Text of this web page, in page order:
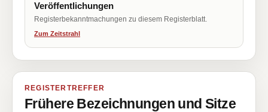
Veröffentlichungen
Registerbekanntmachungen zu diesem Registerblatt.
Zum Zeitstrahl
REGISTERTREFFER
Frühere Bezeichnungen und Sitze